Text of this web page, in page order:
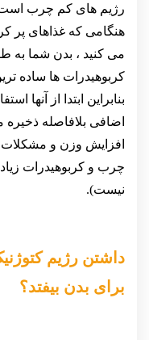
رژیم های کم چرب
هنگامی که غذاهای پر
می کنید ، بدن شما به
کربوهیدرات ها ساده
بنابراین ابتدا از آنها
اضافی بلافاصله
افزایش وزن و
چرب و کربوهیدرات
نیست).
داشتن رژیم
برای بدن بیفتد؟